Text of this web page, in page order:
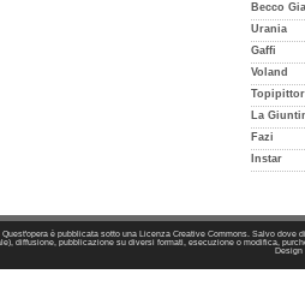
Becco
Urania
Gaffi
Voland
La
Fazi
Instar
Quest'opera è pubblicata sotto una Licenza Creative Commons. Salvo dove
diffusione, pubblicazione su diversi formati, esecuzione o modifica,